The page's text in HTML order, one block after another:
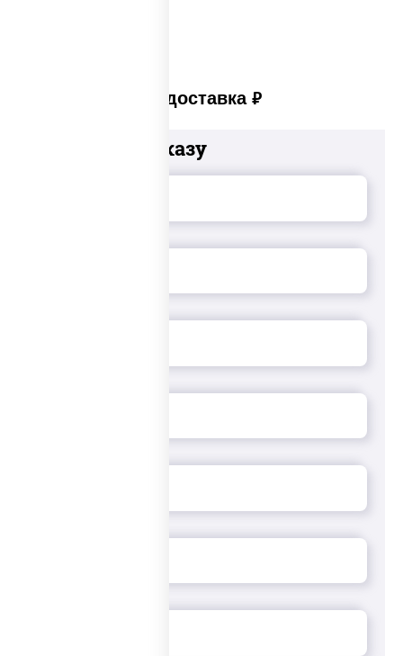
Платная доставка руб
Добавьте к заказу